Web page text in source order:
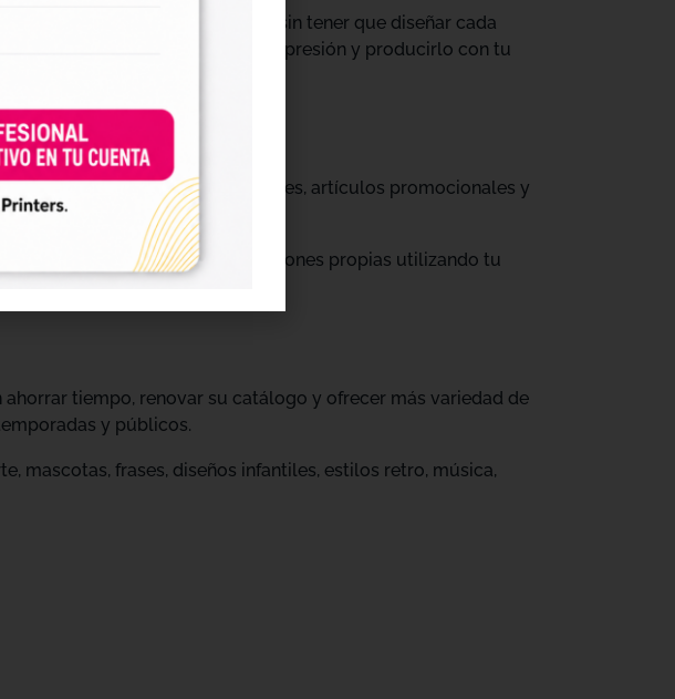
a crear nuevas colecciones sin tener que diseñar cada
el archivo en tu programa de impresión y producirlo con tu
botellas, termos, cajas, envases, artículos promocionales y
de objetos y preparar producciones propias utilizando tu
tiempo, renovar su catálogo y ofrecer más variedad de
y públicos.
mascotas, frases, diseños infantiles, estilos retro, música,